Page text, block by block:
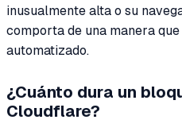
inusualmente alta o su
comporta de una manera
automatizado.
¿Cuánto dura un
Cloudflare?